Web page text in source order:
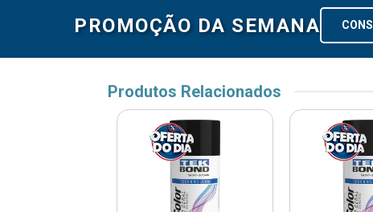
PROMOÇÃO DA SEMANA
Produtos Relacionados